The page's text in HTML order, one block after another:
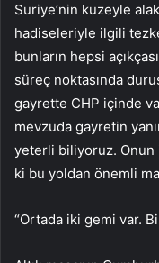
Suriye’nin kuzeyle
hadiseleriyle ilgili
bunların hepsi
süreç noktasında
gayrette CHP içinde
mevzuda gayretin
yeterli biliyoruz. Onun
ki bu yoldan önemli
“Ortada iki gemi var.